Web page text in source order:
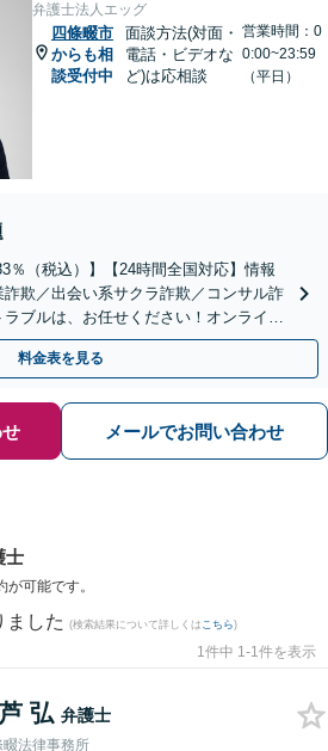
弁護士法人エッグ
四條畷市
からも相
談受付中
面談方法(対面・
電話・ビデオな
ど)は応相談
営業時間：0
0:00~23:59
（平日）
％（税込）】【24時間全国対応】情報
欺／出会い系サクラ詐欺／コンサル詐
ブルは、お任せください！オンライン
料金表を見る
メールでお問い合わせ
士
可能です。
ました (検索結果について詳しくは こちら)
1件中 1-1件を表示
弘 弁護士
畷法律事務所